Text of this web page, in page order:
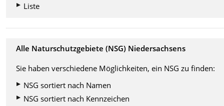
Liste
Alle Naturschutzgebiete (NSG) Niedersachsens
Sie haben verschiedene Möglichkeiten, ein NSG zu finden:
NSG sortiert nach Namen
NSG sortiert nach Kennzeichen